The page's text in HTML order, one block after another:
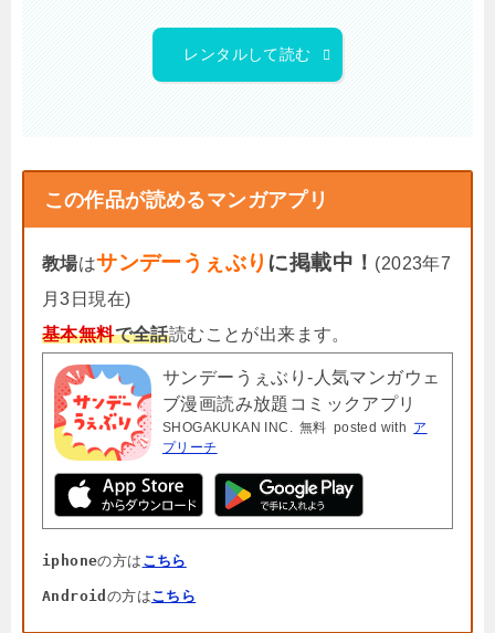
レンタルして読む
この作品が読めるマンガアプリ
教場はサンデーうぇぶり に掲載中！ (2023年7
月3日現在)
基本無料で全話読むことが出来ます。
サンデーうぇぶり-人気マンガウェ
ブ漫画読み放題コミックアプリ
SHOGAKUKAN INC. 無料 posted with ア
プリーチ
iphoneの方は こちら
Android の方はこちら